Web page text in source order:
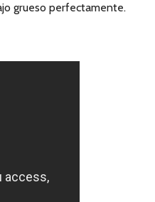
grueso perfectamente.